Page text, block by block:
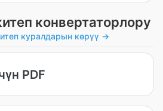
конвертаторлору
куралдарын көрүү →
PDF